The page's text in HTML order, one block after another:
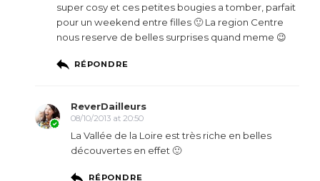
super cosy et ces petites bougies a tomber, parfait
pour un weekend entre filles 🙂 La region Centre
nous reserve de belles surprises quand meme 😉
RÉPONDRE
ReverDailleurs
08/10/2013 at 20:50
La Vallée de la Loire est très riche en belles
découvertes en effet 🙂
RÉPONDRE